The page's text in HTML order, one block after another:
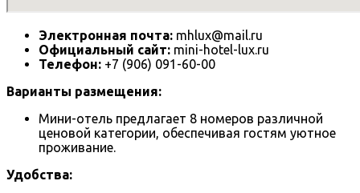
Электронная почта: mhlux@mail.ru
Официальный сайт: mini-hotel-lux.ru
Телефон: +7 (906) 091-60-00
Варианты размещения:
Мини-отель предлагает 8 номеров различной
ценовой категории, обеспечивая гостям уютное
проживание.
Удобства: